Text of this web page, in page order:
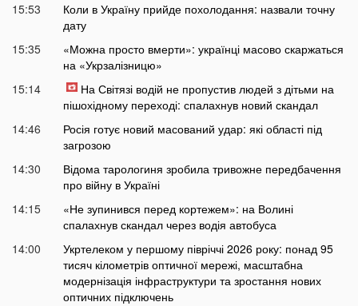
15:53
Коли в Україну прийде похолодання: назвали точну
дату
15:35
«Можна просто вмерти»: українці масово скаржаться
на «Укрзалізницю»
15:14
На Світязі водій не пропустив людей з дітьми на
пішохідному переході: спалахнув новий скандал
14:46
Росія готує новий масований удар: які області під
загрозою
14:30
Відома тарологиня зробила тривожне передбачення
про війну в Україні
14:15
«Не зупинився перед кортежем»: на Волині
спалахнув скандал через водія автобуса
14:00
Укртелеком у першому півріччі 2026 року: понад 95
тисяч кілометрів оптичної мережі, масштабна
модернізація інфраструктури та зростання нових
оптичних підключень